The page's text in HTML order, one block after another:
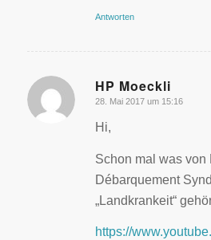
Antworten
HP Moeckli
sagte:
28. Mai 2017 um 15:16
Hi,
Schon mal was von
Débarquement
„Landkrankeit“
https://